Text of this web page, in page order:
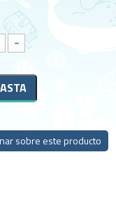
-
sobre este producto